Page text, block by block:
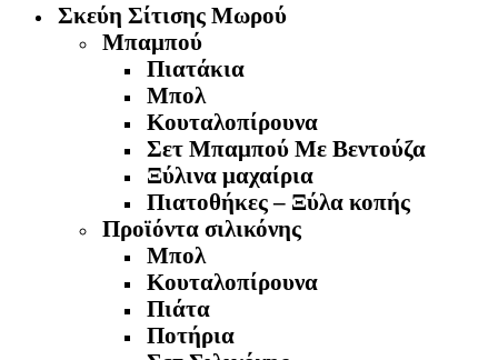
Σκεύη Σίτισης Μωρού
Μπαμπού
Πιατάκια
Μπολ
Κουταλοπίρουνα
Σετ Μπαμπού Με Βεντούζα
Ξύλινα μαχαίρια
Πιατοθήκες – Ξύλα κοπής
Προϊόντα σιλικόνης
Μπολ
Κουταλοπίρουνα
Πιάτα
Ποτήρια